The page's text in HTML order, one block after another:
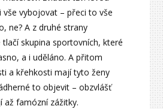
vše vybojovat – přeci to vše
ne? A z druhé strany
tlačí skupina sportovních, které
a i uděláno. A přitom
a křehkosti mají tyto ženy
to objevit – obzvlášť
až famózní zážitky.